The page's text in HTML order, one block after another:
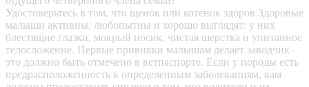
Удостоверьтесь в том, что щенок или котенок здоров Здоровые
малыши активны, любопытны и хорошо выглядят: у них
блестящие глазки, мокрый носик, чистая шерстка и упитанное
телосложение. Первые прививки малышам делает заводчик –
это должно быть отмечено в ветпаспорте. Если у породы есть
предрасположенность к определенным заболеваниям, вам